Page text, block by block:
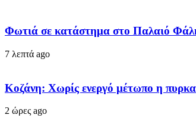
Φωτιά σε κατάστημα στο Παλαιό
7 λεπτά ago
Κοζάνη: Χωρίς ενεργό μέτωπο η
2 ώρες ago